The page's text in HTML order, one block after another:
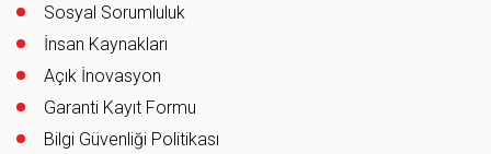
Sosyal Sorumluluk
İnsan Kaynakları
Açık İnovasyon
Garanti Kayıt Formu
Bilgi Güvenliği Politikası